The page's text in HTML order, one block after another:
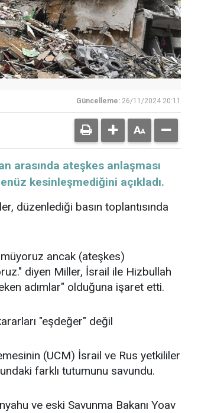
Güncelleme: 26/11/2024 20:11
arasında ateşkes anlaşması
kesinleşmediğini açıkladı.
düzenlediği basın toplantısında
ancak (ateşkes)
diyen Miller, İsrail ile Hizbullah
adımlar" olduğuna işaret etti.
"eşdeğer" değil
(UCM) İsrail ve Rus yetkililer
farklı tutumunu savundu.
ve eski Savunma Bakanı Yoav